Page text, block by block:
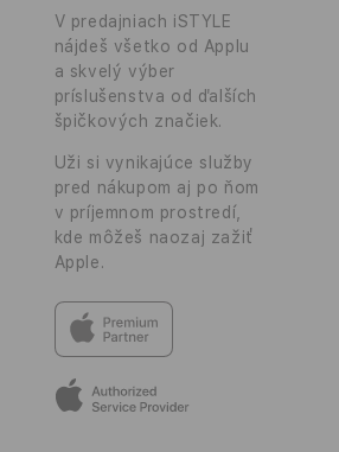
V predajniach iSTYLE
nájdeš všetko od Applu
a skvelý výber
príslušenstva od ďalších
špičkových značiek.
Uži si vynikajúce služby
pred nákupom aj po ňom
v príjemnom prostredí,
kde môžeš naozaj zažiť
Apple.